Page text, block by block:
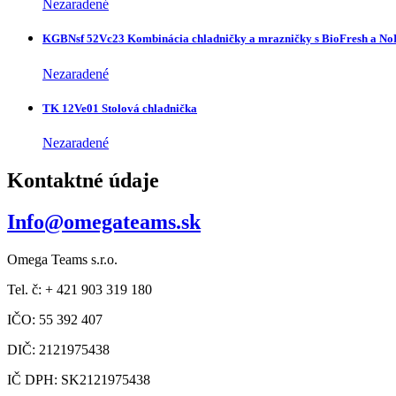
Nezaradené
KGBNsf 52Vc23 Kombinácia chladničky a mrazničky s BioFresh a
Nezaradené
TK 12Ve01 Stolová chladnička
Nezaradené
Kontaktné údaje
Info@omegateams.sk
Omega Teams s.r.o.
Tel. č: + 421 903 319 180
IČO: 55 392 407
DIČ: 2121975438
IČ DPH: SK2121975438